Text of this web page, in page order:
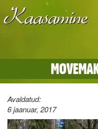
Avaldatud:
6 jaanuar, 2017